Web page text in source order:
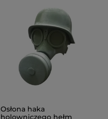
Osłona haka
holowniczego hełm